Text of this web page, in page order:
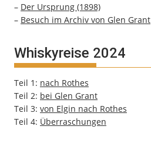
– Der Ursprung (1898)
– Besuch im Archiv von Glen Grant
Whiskyreise 2024
Teil 1: nach Rothes
Teil 2: bei Glen Grant
Teil 3: von Elgin nach Rothes
Teil 4: Überraschungen